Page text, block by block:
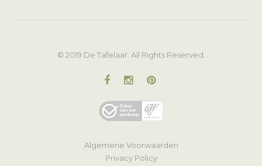
© 2019 De Tafelaar. All Rights Reserved.
Algemene Voorwaarden
Privacy Policy